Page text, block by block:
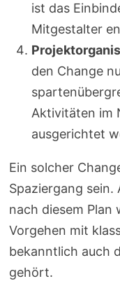
ist das
Mitgestalter
den Change
Aktivitäten im
ausgerichtet
Ein solcher
Spaziergang sein.
nach diesem Plan
Vorgehen mit
bekanntlich auch
gehört.